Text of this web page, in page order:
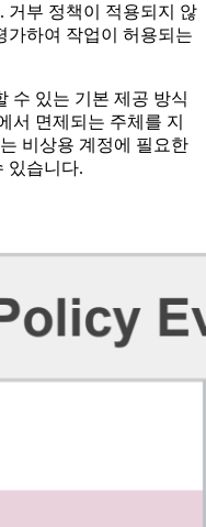
거부 정책이 적용되지 않
가하여 작업이 허용되는
수 있는 기본 제공 방식
서 면제되는 주체를 지
비상용 계정에 필요한
있습니다.